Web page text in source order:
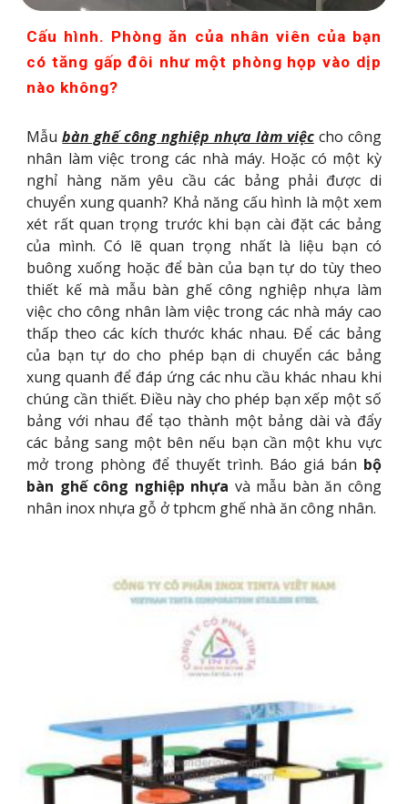
Cấu hình. Phòng ăn của nhân viên của bạn
có tăng gấp đôi như một phòng họp vào dịp
nào không?
Mẫubàn ghế công nghiệp nhựa làm việccho công
nhân làm việc trong các nhà máy. Hoặc có một kỳ
nghỉ hàng năm yêu cầu các bảng phải được di
chuyển xung quanh? Khả năng cấu hình là một xem
xét rất quan trọng trước khi bạn cài đặt các bảng
của mình. Có lẽ quan trọng nhất là liệu bạn có
buông xuống hoặc để bàn của bạn tự do tùy theo
thiết kế mà mẫu bàn ghế công nghiệp nhựa làm
việc cho công nhân làm việc trong các nhà máy cao
thấp theo các kích thước khác nhau. Để các bảng
của bạn tự do cho phép bạn di chuyển các bảng
xung quanh để đáp ứng các nhu cầu khác nhau khi
chúng cần thiết. Điều này cho phép bạn xếp một số
bảng với nhau để tạo thành một bảng dài và đẩy
các bảng sang một bên nếu bạn cần một khu vực
mở trong phòng để thuyết trình. Báo giá bán bộ
bàn ghế công nghiệp nhựa và mẫu bàn ăn công
nhân inox nhựa gỗ ở tphcm ghế nhà ăn công nhân.